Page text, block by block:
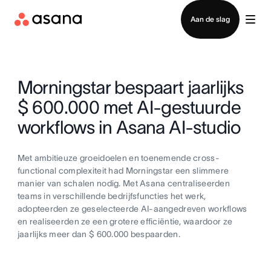
Aan de slag
Contact opnemen met verkoop
Morningstar bespaart jaarlijks
$ 600.000 met AI-gestuurde
workflows in Asana AI-studio
Met ambitieuze groeidoelen en toenemende cross-
functional complexiteit had Morningstar een slimmere
manier van schalen nodig. Met Asana centraliseerden
teams in verschillende bedrijfsfuncties het werk,
adopteerden ze geselecteerde AI-aangedreven workflows
en realiseerden ze een grotere efficiëntie, waardoor ze
jaarlijks meer dan $ 600.000 bespaarden.